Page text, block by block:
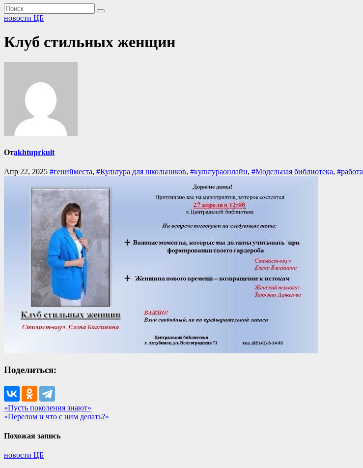
новости ЦБ
Клуб стильных женщин
Отakhtuprkult
Апр 22, 2025 #генийместа, #Культура для школьников, #культураонлайн, #Модельная библиотека,
Поделиться:
Навигация
по
записям
«Пусть поколения знают»
«Перелом и что с ним делать?»
Похожая запись
новости ЦБ